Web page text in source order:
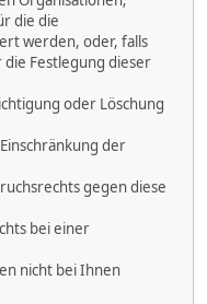
die die
werden, oder, falls
Festlegung dieser
oder Löschung
der
gegen diese
bei einer
nicht bei Ihnen